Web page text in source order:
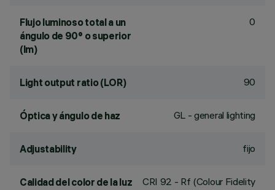
Flujo luminoso total a un
ángulo de 90° o superior
(lm)
0
Light output ratio (LOR) 90
Óptica y ángulo de haz GL - general lighting
Adjustability fijo
Calidad del color de la luz CRI 92 - Rf (Colour Fidelity